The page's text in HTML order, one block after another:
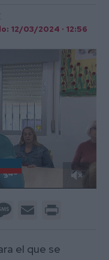
12/03/2024 · 12:56
Message
Email
el que se